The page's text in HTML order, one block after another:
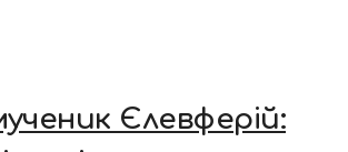
Єлевферій: